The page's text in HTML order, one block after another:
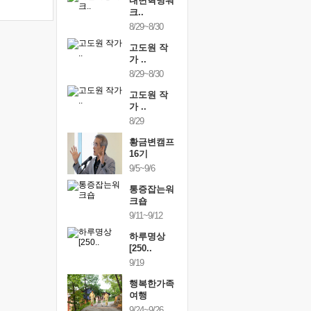
크..
8/29~8/30
고도원 작
가 ..
8/29~8/30
고도원 작
가 ..
8/29
황금변캠프
16기
9/5~9/6
통증잡는워
크숍
9/11~9/12
하루명상
[250..
9/19
행복한가족
여행